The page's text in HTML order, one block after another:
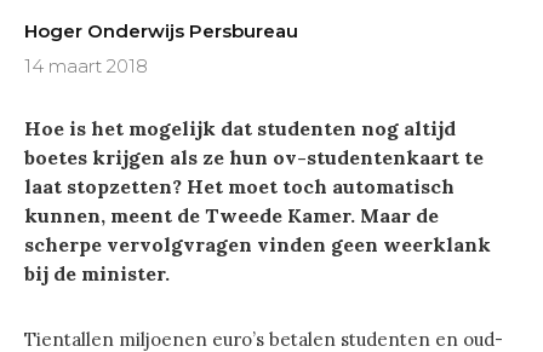
Hoger Onderwijs Persbureau
14 maart 2018
Hoe is het mogelijk dat studenten nog altijd
boetes krijgen als ze hun ov-studentenkaart te
laat stopzetten? Het moet toch automatisch
kunnen, meent de Tweede Kamer. Maar de
scherpe vervolgvragen vinden geen weerklank
bij de minister.
Tientallen miljoenen euro’s betalen studenten en oud-